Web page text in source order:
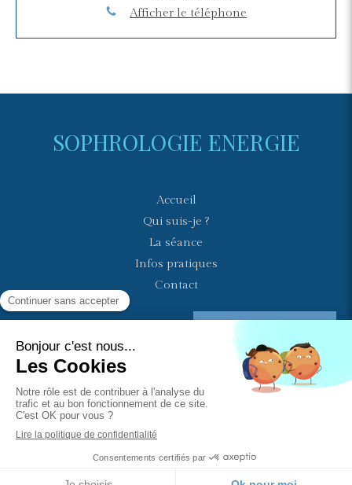
Afficher le téléphone
SOPHROLOGIE ENERGIE
Accueil
Qui suis-je ?
La séance
Infos pratiques
Contact
Plan du site
Mentions légales
Création et référencement du site par Simplébo
Ce site est parrainé par la
Chambre Syndicale de la Sophrologie